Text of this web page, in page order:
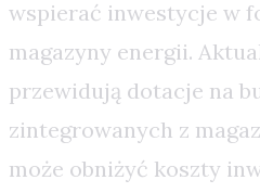
wspierać inwestycje w
magazyny energii.
przewidują dotacje na
zintegrowanych z
może obniżyć koszty